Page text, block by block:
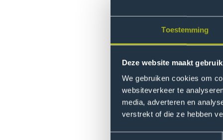
Toestemming
Deze website maakt
We gebruiken cookies om
websiteverkeer te
media, adverteren en
verstrekt of die ze hebben
E-mailadres
Wat is je vraag aan de